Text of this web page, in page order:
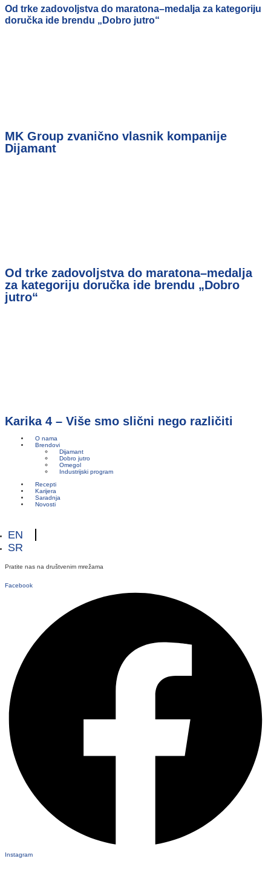
Od trke zadovoljstva do maratona–medalja za kategoriju
doručka ide brendu „Dobro jutro“
MK Group zvanično vlasnik kompanije
Dijamant
Od trke zadovoljstva do maratona–medalja
za kategoriju doručka ide brendu „Dobro
jutro“
Karika 4 – Više smo slični nego različiti
O nama
Brendovi
Dijamant
Dobro jutro
Omegol
Industrijski program
Recepti
Karijera
Saradnja
Novosti
EN
SR
Pratite nas na društvenim mrežama
Facebook
Instagram